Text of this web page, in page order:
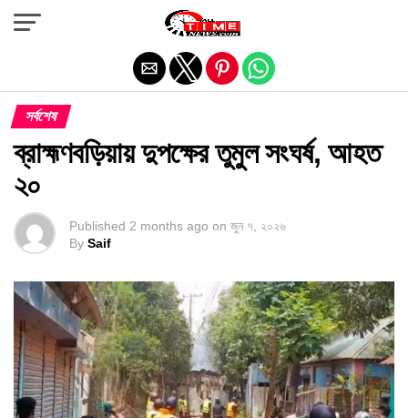
সর্বশেষ
ব্রাহ্মণবড়িয়ায় দুপক্ষের তুমুল সংঘর্ষ, আহত
২০
Published 2 months ago on জুন ৭, ২০২৬
By Saif
Exit mobile version